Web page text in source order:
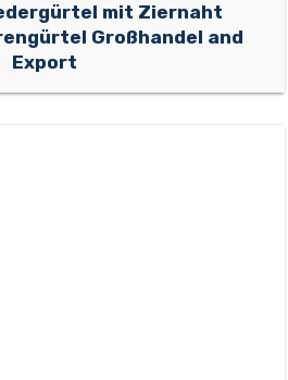
mit Ziernaht
Großhandel and
Export